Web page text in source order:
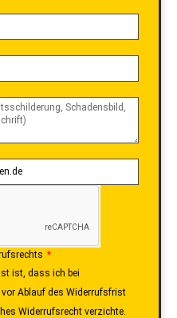
ist, dass ich bei
Ablauf des Widerrufsfrist
Widerrufsrecht verzichte.